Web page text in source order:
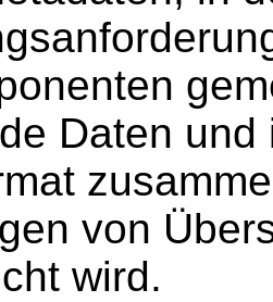
Daten
von
wird.